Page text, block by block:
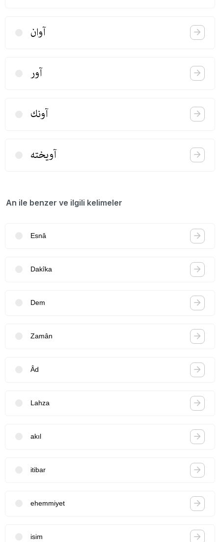
آوان
آور
آونك
آویخته
An ile benzer ve ilgili kelimeler
Esnâ
Dakîka
Dem
Zamân
Âd
Lahza
akıl
itibar
ehemmiyet
isim